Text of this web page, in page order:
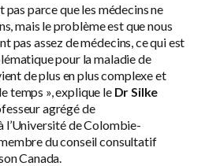
pas parce que les médecins ne
mais le problème est que nous
pas assez de médecins, ce qui est
pour la maladie de
de plus en plus complexe et
temps », explique le Dr Silke
agrégé de
l’Université de Colombie-
du conseil consultatif
Canada.